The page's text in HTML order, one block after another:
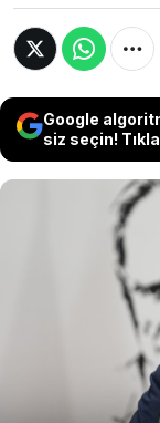
Google
siz seçin!
CHP
Grup
sürdü.